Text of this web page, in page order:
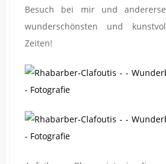
Besuch bei mir und
wunderschönsten und
Zeiten!